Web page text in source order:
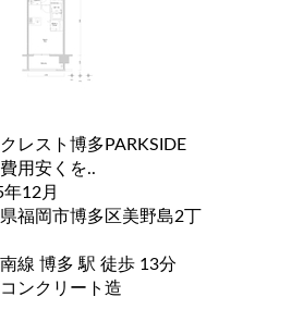
レスト博多PARKSIDE
用安くを..
12月
福岡市博多区美野島2丁
博多南線 博多 駅 徒歩 13分
ンクリート造